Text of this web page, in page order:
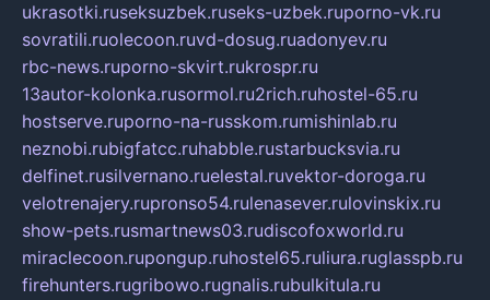
ukrasotki.ruseksuzbek.ruseks-uzbek.ruporno-vk.ru
sovratili.ruolecoon.ruvd-dosug.ruadonyev.ru
rbc-news.ruporno-skvirt.rukrospr.ru
13autor-kolonka.rusormol.ru2rich.ruhostel-65.ru
hostserve.ruporno-na-russkom.rumishinlab.ru
neznobi.rubigfatcc.ruhabble.rustarbucksvia.ru
delfinet.rusilvernano.ruelestal.ruvektor-doroga.ru
velotrenajery.rupronso54.rulenasever.rulovinskix.ru
show-pets.rusmartnews03.rudiscofoxworld.ru
miraclecoon.rupongup.ruhostel65.ruliura.ruglasspb.ru
firehunters.rugribowo.rugnalis.rubulkitula.ru